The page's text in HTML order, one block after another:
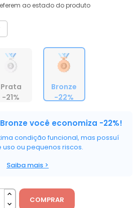
ao estado do produto
Prata
-21%
Bronze
-22%
você economiza -22%!
condição funcional, mas possuí
uso ou pequenos riscos.
Saiba mais >
COMPRAR